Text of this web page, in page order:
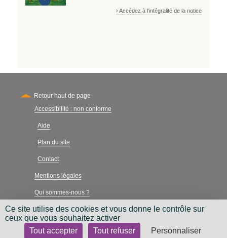
› Accédez à l'intégralité de la notice
Retour haut de page
Secondary
Accessibilité : non conforme
- Aide
- Plan du site
- Contact
Mentions légales
Qui sommes-nous ?
Charte néthique
Ce site utilise des cookies et vous donne le contrôle sur
ceux que vous souhaitez activer
Tout accepter
Tout refuser Personnaliser